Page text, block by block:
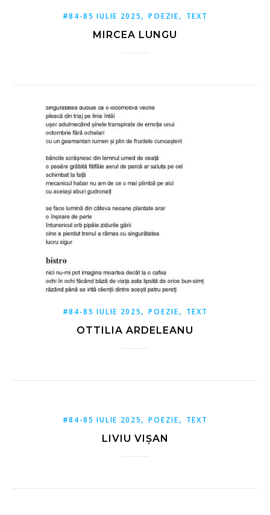
#84-85 IULIE 2025,POEZIE, TEXT
MIRCEA LUNGU
#84-85 IULIE 2025,POEZIE, TEXT
OTTILIA ARDELEANU
#84-85 IULIE 2025,POEZIE, TEXT
LIVIU VIȘAN